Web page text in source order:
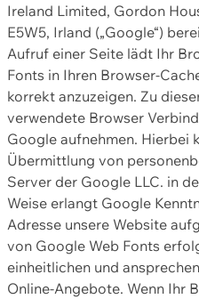
Ireland Limited, Gordon
E5W5, Irland („Google“)
Aufruf einer Seite lädt Ihr
Fonts in Ihren Browser-
korrekt anzuzeigen. Zu
verwendete Browser
Google aufnehmen. Hierbei
Übermittlung von
Server der Google LLC. in
Weise erlangt Google
Adresse unsere Website
von Google Web Fonts
einheitlichen und
Online-Angebote. Wenn Ihr